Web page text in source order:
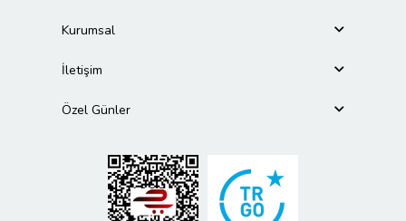
Kurumsal
İletişim
Özel Günler